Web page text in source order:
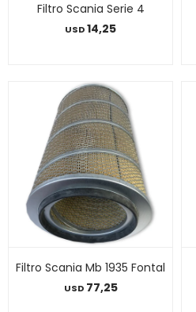
Filtro Scania Serie 4
USD14,25
Filtro Scania Mb 1935 Fontal
USD 77,25